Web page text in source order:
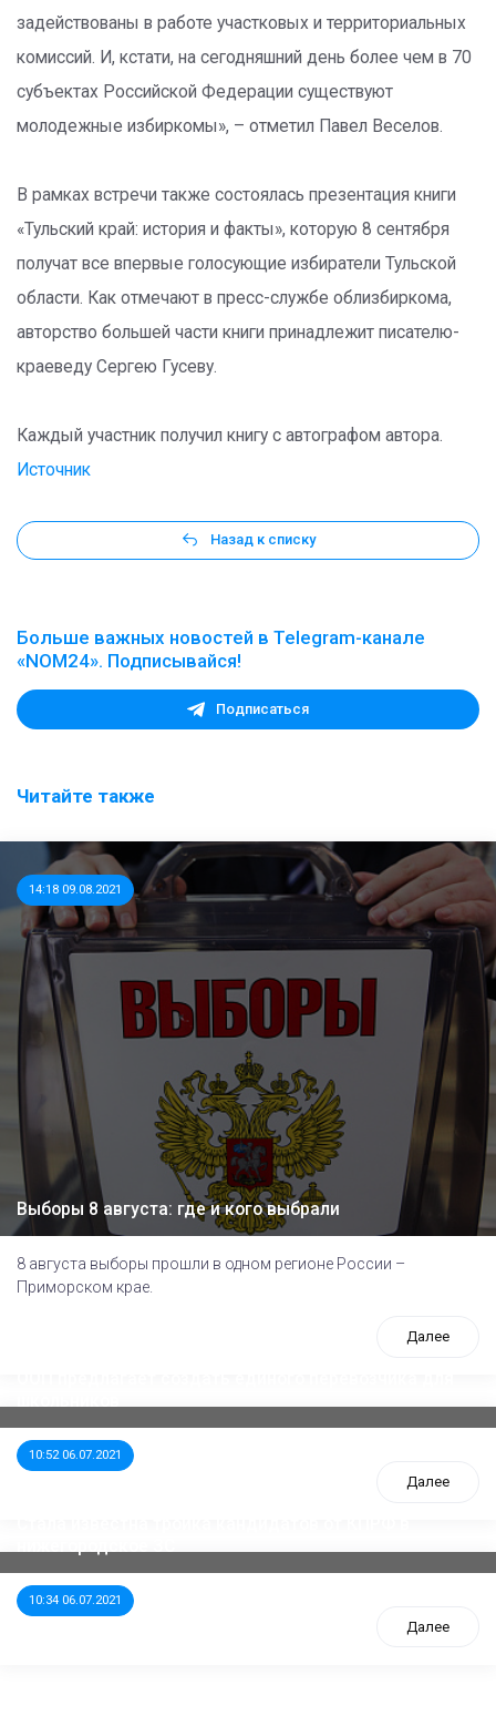
задействованы в работе участковых и территориальных
комиссий. И, кстати, на сегодняшний день более чем в 70
субъектах Российской Федерации существуют
молодежные избиркомы», – отметил Павел Веселов.
В рамках встречи также состоялась презентация книги
«Тульский край: история и факты», которую 8 сентября
получат все впервые голосующие избиратели Тульской
области. Как отмечают в пресс-службе облизбиркома,
авторство большей части книги принадлежит писателю-
краеведу Сергею Гусеву.
Каждый участник получил книгу с автографом автора.
Источник
Назад к списку
Больше важных новостей в Telegram-канале
«NOM24». Подписывайся!
Подписаться
Читайте также
14:18 09.08.2021
Выборы 8 августа: где и кого выбрали
8 августа выборы прошли в одном регионе России –
Приморском крае.
Далее
10:52 06.07.2021
Далее
10:34 06.07.2021
Далее